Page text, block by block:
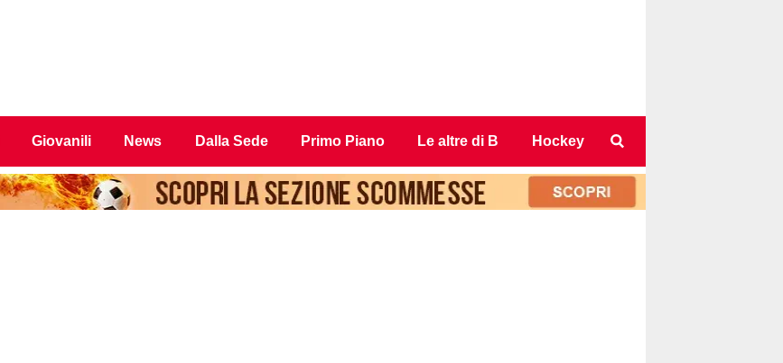
Giovanili News Dalla Sede Primo Piano Le altre di B Hockey